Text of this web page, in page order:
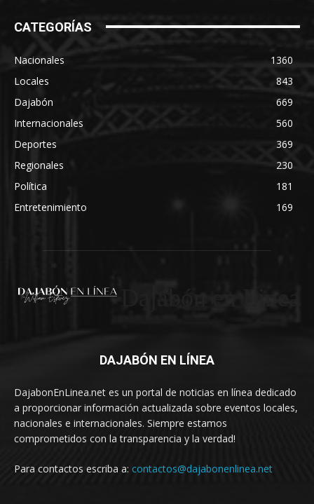
CATEGORÍAS
Nacionales
1360
Locales
843
Dajabón
669
Internacionales
560
Deportes
369
Regionales
230
Política
181
Entretenimiento
169
DAJABÓN EN LÍNEA
DajabonEnLinea.net es un portal de noticias en línea dedicado
a proporcionar información actualizada sobre eventos locales,
nacionales e internacionales. Siempre estamos
comprometidos con la transparencia y la verdad!
Para contactos escriba a: contactos@dajabonenlinea.net